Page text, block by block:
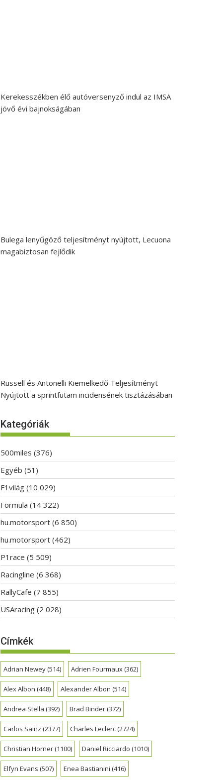
Kerekesszékben élő autóversenyző indul az IMSA
jövő évi bajnokságában
Bulega lenyűgöző teljesítményt nyújtott, Lecuona
magabiztosan fejlődik
Russell és Antonelli Kiemelkedő Teljesítményt
Nyújtott a sprintfutam incidensének tisztázásában
Kategóriák
500miles (376)
Egyéb (51)
F1világ (10 029)
Formula (14 322)
hu.motorsport (6 850)
hu.motorsport (462)
P1race (5 509)
Racingline (6 368)
RallyCafe (7 855)
USAracing (2 028)
Címkék
Adrian Newey(514) Adrien Fourmaux(362)
Alex Albon (448) Alexander Albon (514)
Andrea Stella (392) Brad Binder(372)
Carlos Sainz (2377) Charles Leclerc(2724)
Christian Horner(1100) Daniel Ricciardo (1010)
Elfyn Evans (507) Enea Bastianini (416)